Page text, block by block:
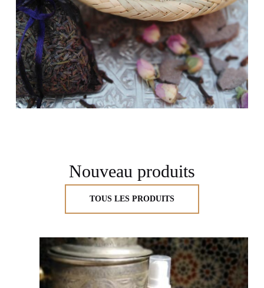
Nouveau produits
TOUS LES PRODUITS